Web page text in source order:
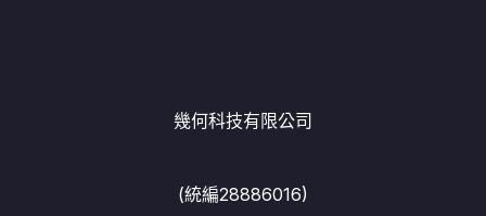
幾何科技有限公司
(統編28886016)